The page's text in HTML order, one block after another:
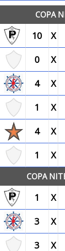
COPA
10 X
0 X
4 X
1 X
4 X
1 X
COPA
1 X
3 X
3 X